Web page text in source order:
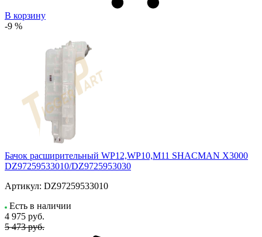
В корзину
-9 %
Бачок расширительный WP12,WP10,M11 SHACMAN X3000
DZ97259533010/DZ9725953030
Артикул: DZ97259533010
Есть в наличии
4 975 руб.
5 473 руб.